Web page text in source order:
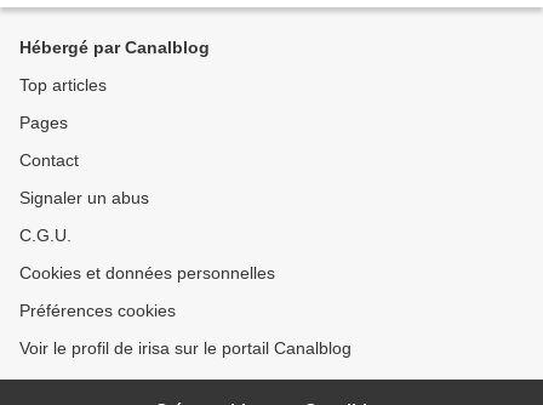
Hébergé par Canalblog
Top articles
Pages
Contact
Signaler un abus
C.G.U.
Cookies et données personnelles
Préférences cookies
Voir le profil de irisa sur le portail Canalblog